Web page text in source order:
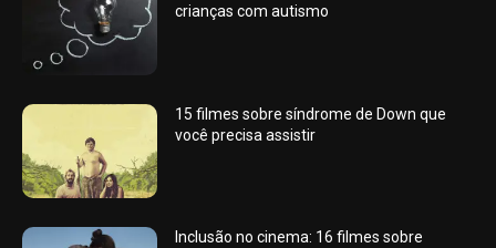
crianças com autismo
15 filmes sobre síndrome de Down que
você precisa assistir
Inclusão no cinema: 16 filmes sobre